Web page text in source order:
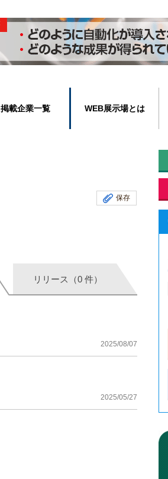
掲載企業一覧 WEB展示場とは
保存
リリース（0 件）
2025/08/07
2025/05/27